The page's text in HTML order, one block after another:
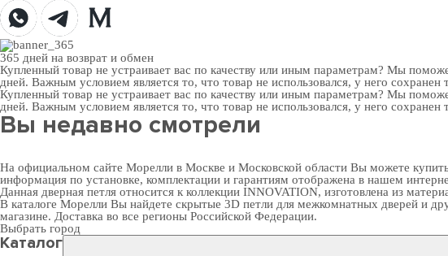
365 дней на возврат и обмен
Купленный товар не устраивает вас по качеству или иным параметрам? Мы
дней. Важным условием является то, что товар не использовался, у него
Купленный товар не устраивает вас по качеству или иным параметрам? Мы
дней. Важным условием является то, что товар не использовался, у него
Вы недавно смотрели
На официальном сайте Морелли в Москве и Московской области Вы можете
информация по установке, комплектации и гарантиям отображена в нашем
Данная дверная петля относится к коллекции INNOVATION, изготовлена из
В каталоге Морелли Вы найдете скрытые 3D петли для межкомнатных дверей и
магазине. Доставка во все регионы Российской Федерации.
Выбрать город
Каталог